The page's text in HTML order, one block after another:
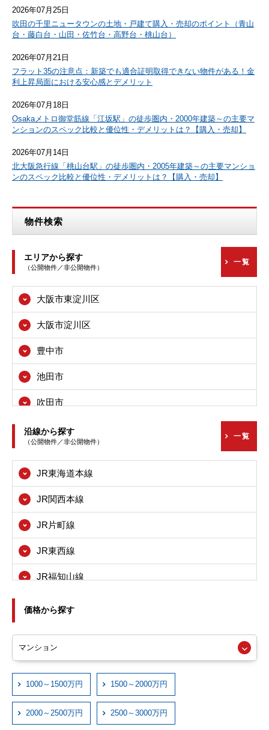
2026年07月25日
吹田の千里ニュータウンの土地・戸建て購入・売却のポイント（青山
台・藤白台・山田・佐竹台・高野台・桃山台）
2026年07月21日
フラット35の注意点：新築でも適合証明取得できない物件がある！金
利上昇局面における安心感とデメリット
2026年07月18日
Osakaメトロ御堂筋線「江坂駅」の徒歩圏内・2000年建築～の主要マ
ンションのスペック比較と優位性・デメリットは？【購入・売却】
2026年07月14日
北大阪急行線「桃山台駅」の徒歩圏内・2005年建築～の主要マンショ
ンのスペック比較と優位性・デメリットは？【購入・売却】
物件検索
エリアから探す
（公開物件／非公開物件）
一覧
大阪市東淀川区
大阪市淀川区
豊中市
池田市
吹田市
高槻市
茨木市
八尾市
寝屋川市
箕面市
東大阪市
尼崎市
西宮市
伊丹市
宝塚市
川西市
沿線から探す
（公開物件／非公開物件）
一覧
JR東海道本線
JR関西本線
JR片町線
JR東西線
JR福知山線
近鉄奈良線
近鉄信貴線
近鉄けいはんな線
価格から探す
1000～1500万円 1500～2000万円
2000～2500万円 2500～3000万円